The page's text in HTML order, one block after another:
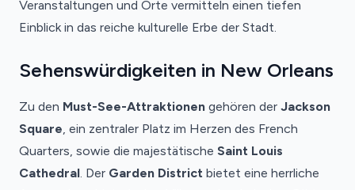
Veranstaltungen und Orte vermitteln einen tiefen
Einblick in das reiche kulturelle Erbe der Stadt.
Sehenswürdigkeiten in New Orleans
Zu den Must-See-Attraktionen gehören der Jackson
Square, ein zentraler Platz im Herzen des French
Quarters, sowie die majestätische Saint Louis
Cathedral. Der Garden District bietet eine herrliche